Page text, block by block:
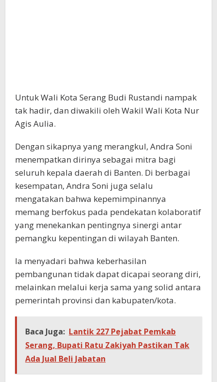
Untuk Wali Kota Serang Budi Rustandi nampak
tak hadir, dan diwakili oleh Wakil Wali Kota Nur
Agis Aulia.
Dengan sikapnya yang merangkul, Andra Soni
menempatkan dirinya sebagai mitra bagi
seluruh kepala daerah di Banten. Di berbagai
kesempatan, Andra Soni juga selalu
mengatakan bahwa kepemimpinannya
memang berfokus pada pendekatan kolaboratif
yang menekankan pentingnya sinergi antar
pemangku kepentingan di wilayah Banten.
Ia menyadari bahwa keberhasilan
pembangunan tidak dapat dicapai seorang diri,
melainkan melalui kerja sama yang solid antara
pemerintah provinsi dan kabupaten/kota.
Baca Juga: Lantik 227 Pejabat Pemkab
Serang, Bupati Ratu Zakiyah Pastikan Tak
Ada Jual Beli Jabatan